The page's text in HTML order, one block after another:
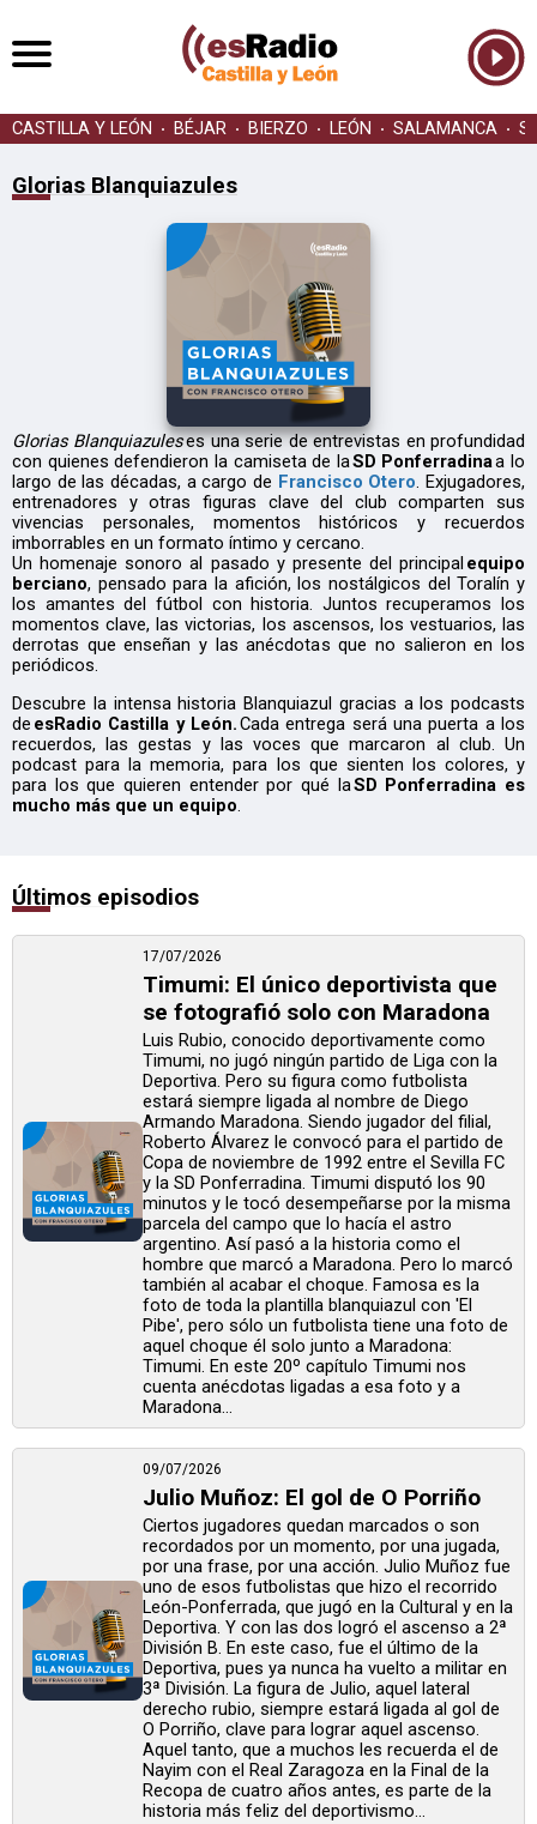
CASTILLA Y LEÓN BÉJAR BIERZO LEÓN SALAMANCA
Glorias Blanquiazules
Glorias Blanquiazuleses una serie de entrevistas en profundidad
con quienes defendieron la camiseta de laSD Ponferradinaa lo
largo de las décadas, a cargo de Francisco Otero. Exjugadores,
entrenadores y otras figuras clave del club comparten sus
vivencias personales, momentos históricos y recuerdos
imborrables en un formato íntimo y cercano.
Un homenaje sonoro al pasado y presente del principal equipo
berciano, pensado para la afición, los nostálgicos del Toralín y
los amantes del fútbol con historia. Juntos recuperamos los
momentos clave, las victorias, los ascensos, los vestuarios, las
derrotas que enseñan y las anécdotas que no salieron en los
periódicos.
Descubre la intensa historia Blanquiazul gracias a los podcasts
de esRadio Castilla y León.Cada entrega será una puerta a los
recuerdos, las gestas y las voces que marcaron al club. Un
podcast para la memoria, para los que sienten los colores, y
para los que quieren entender por qué laSD Ponferradina es
mucho más que un equipo.
Últimos episodios
17/07/2026
Timumi: El único deportivista que
se fotografió solo con Maradona
Luis Rubio, conocido deportivamente como
Timumi, no jugó ningún partido de Liga con la
Deportiva. Pero su figura como futbolista
estará siempre ligada al nombre de Diego
Armando Maradona. Siendo jugador del filial,
Roberto Álvarez le convocó para el partido de
Copa de noviembre de 1992 entre el Sevilla FC
y la SD Ponferradina. Timumi disputó los 90
minutos y le tocó desempeñarse por la misma
parcela del campo que lo hacía el astro
argentino. Así pasó a la historia como el
hombre que marcó a Maradona. Pero lo marcó
también al acabar el choque. Famosa es la
foto de toda la plantilla blanquiazul con 'El
Pibe', pero sólo un futbolista tiene una foto de
aquel choque él solo junto a Maradona:
Timumi. En este 20º capítulo Timumi nos
cuenta anécdotas ligadas a esa foto y a
Maradona...
09/07/2026
Julio Muñoz: El gol de O Porriño
Ciertos jugadores quedan marcados o son
recordados por un momento, por una jugada,
por una frase, por una acción. Julio Muñoz fue
uno de esos futbolistas que hizo el recorrido
León-Ponferrada, que jugó en la Cultural y en la
Deportiva. Y con las dos logró el ascenso a 2ª
División B. En este caso, fue el último de la
Deportiva, pues ya nunca ha vuelto a militar en
3ª División. La figura de Julio, aquel lateral
derecho rubio, siempre estará ligada al gol de
O Porriño, clave para lograr aquel ascenso.
Aquel tanto, que a muchos les recuerda el de
Nayim con el Real Zaragoza en la Final de la
Recopa de cuatro años antes, es parte de la
historia más feliz del deportivismo...